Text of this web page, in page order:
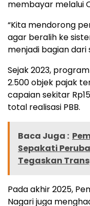
membayar melalui
“Kita mendorong
agar beralih ke
menjadi bagian
Sejak 2023,
2.500 objek pajak
capaian sekitar
total realisasi PBB.
Baca Juga :
Sepakati
Tegaskan
Pada akhir 2025,
Nagari juga